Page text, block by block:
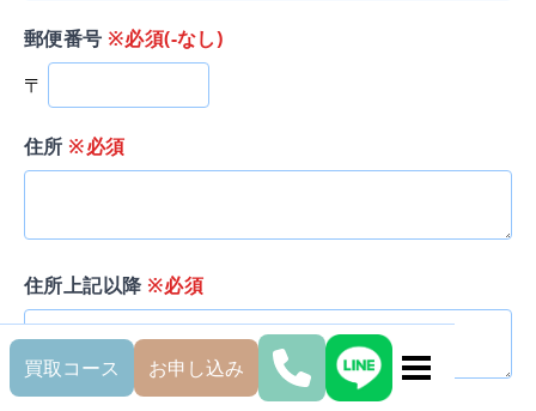
郵便番号 ※必須(-なし)
〒
住所 ※必須
住所上記以降 ※必須
買取コース お申し込み